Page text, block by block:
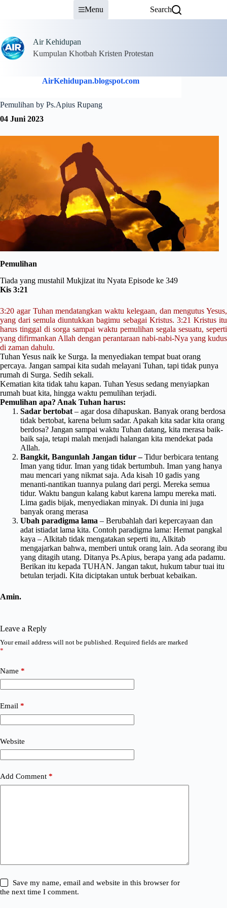
Menu Search
Air Kehidupan
Kumpulan Khotbah Kristen Protestan
AirKehidupan.blogspot.com
Pemulihan by Ps.Apius Rupang
04 Juni 2023
Pemulihan
Tiada yang mustahil Mukjizat itu Nyata Episode ke 349
Kis 3:21
3:20 agar Tuhan mendatangkan waktu kelegaan, dan mengutus Yesus,
yang dari semula diuntukkan bagimu sebagai Kristus. 3:21 Kristus itu
harus tinggal di sorga sampai waktu pemulihan segala sesuatu, seperti
yang difirmankan Allah dengan perantaraan nabi-nabi-Nya yang kudus
di zaman dahulu.
Tuhan Yesus naik ke Surga. Ia menyediakan tempat buat orang
percaya. Jangan sampai kita sudah melayani Tuhan, tapi tidak punya
rumah di Surga. Sedih sekali.
Kematian kita tidak tahu kapan. Tuhan Yesus sedang menyiapkan
rumah buat kita, hingga waktu pemulihan terjadi.
Pemulihan apa? Anak Tuhan harus:
Sadar bertobat – agar dosa dihapuskan. Banyak orang berdosa
tidak bertobat, karena belum sadar. Apakah kita sadar kita orang
berdosa? Jangan sampai waktu Tuhan datang, kita merasa baik-
baik saja, tetapi malah menjadi halangan kita mendekat pada
Allah.
Bangkit, Bangunlah Jangan tidur –Tidur berbicara tentang
Iman yang tidur. Iman yang tidak bertumbuh. Iman yang hanya
mau mencari yang nikmat saja. Ada kisah 10 gadis yang
menanti-nantikan tuannya pulang dari pergi. Mereka semua
tidur. Waktu bangun kalang kabut karena lampu mereka mati.
Lima gadis bijak, menyediakan minyak. Di dunia ini juga
banyak orang merasa
Ubah paradigma lama – Berubahlah dari kepercayaan dan
adat istiadat lama kita. Contoh paradigma lama: Hemat pangkal
kaya – Alkitab tidak mengatakan seperti itu, Alkitab
mengajarkan bahwa, memberi untuk orang lain. Ada seorang ibu
yang ditagih utang. Ditanya Ps.Apius, berapa yang ada padamu.
Berikan itu kepada TUHAN. Jangan takut, hukum tabur tuai itu
betulan terjadi. Kita diciptakan untuk berbuat kebaikan.
Amin.
Leave a Reply
Your email address will not be published. Required fields are marked
*
Name *
Email *
Website
Add Comment *
Save my name, email and website in this browser for
the next time I comment.